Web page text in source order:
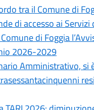
tra il Comune di
di accesso ai Servizi
di Foggia
2026-2029
Amministrativo,